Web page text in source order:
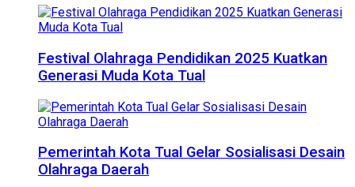
Festival Olahraga Pendidikan 2025 Kuatkan
Generasi Muda Kota Tual
Pemerintah Kota Tual Gelar Sosialisasi Desain
Olahraga Daerah